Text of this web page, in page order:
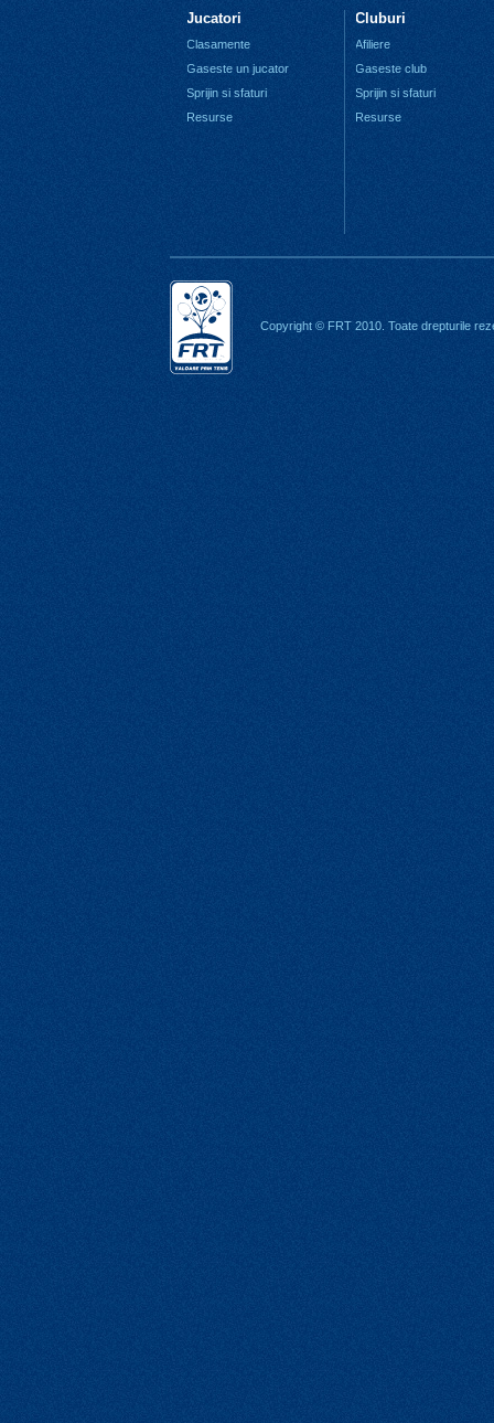
Jucatori
Clasamente
Gaseste un jucator
Sprijin si sfaturi
Resurse
Cluburi
Afiliere
Gaseste club
Sprijin si sfaturi
Resurse
Copyright © FRT 2010. Toate drepturile